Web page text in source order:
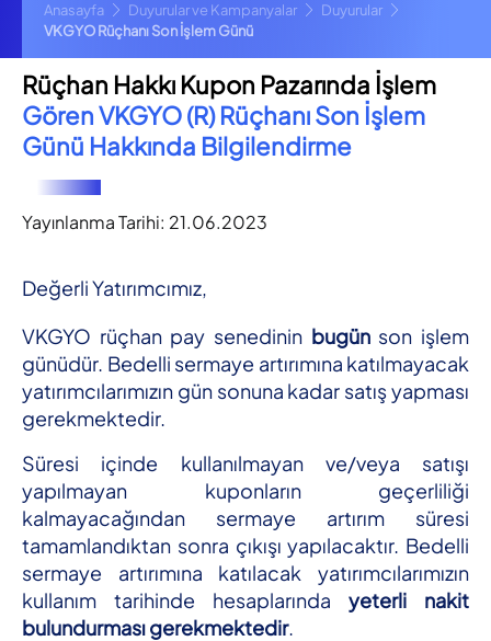
Anasayfa Duyurular ve Kampanyalar
Duyurular
VKGYO Rüçhanı Son İşlem Günü
Rüçhan Hakkı Kupon Pazarında İşlem
Gören VKGYO (R) Rüçhanı Son İşlem
Günü Hakkında Bilgilendirme
Yayınlanma Tarihi: 21.06.2023
Değerli Yatırımcımız,
VKGYO rüçhan pay senedinin bugünson işlem
günüdür. Bedelli sermaye artırımına katılmayacak
yatırımcılarımızın gün sonuna kadar satış yapması
gerekmektedir.
Süresi içinde kullanılmayan ve/veya satışı
yapılmayan kuponların geçerliliği
kalmayacağından sermaye artırım süresi
tamamlandıktan sonra çıkışı yapılacaktır. Bedelli
sermaye artırımına katılacak yatırımcılarımızın
kullanım tarihinde hesaplarında yeterli nakit
bulundurması gerekmektedir.